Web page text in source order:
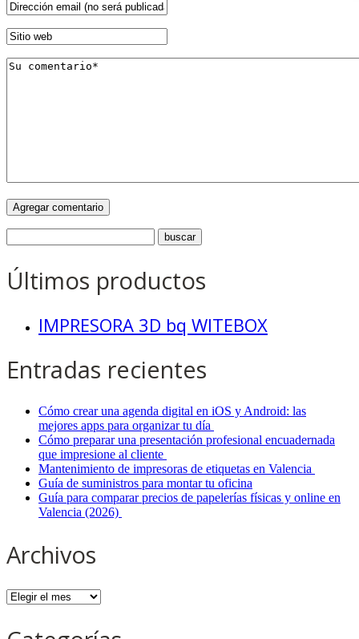
Últimos productos
IMPRESORA 3D bq WITEBOX
Entradas recientes
Cómo crear una agenda digital en iOS y Android: las
mejores apps para organizar tu día
Cómo preparar una presentación profesional encuadernada
que impresione al cliente
Mantenimiento de impresoras de etiquetas en Valencia
Guía de suministros para montar tu oficina
Guía para comparar precios de papelerías físicas y online en
Valencia (2026)
Archivos
Archivos